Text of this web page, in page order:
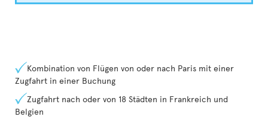
Kombination von Flügen von oder nach Paris mit einer
Zugfahrt in einer Buchung
Zugfahrt nach oder von 18 Städten in Frankreich und
Belgien